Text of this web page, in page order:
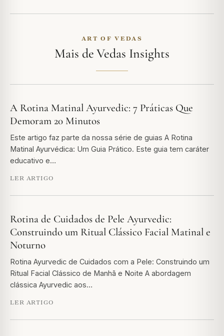
ART OF VEDAS
Mais de Vedas Insights
A Rotina Matinal Ayurvedic: 7 Práticas Que
Demoram 20 Minutos
Este artigo faz parte da nossa série de guias A Rotina
Matinal Ayurvédica: Um Guia Prático. Este guia tem caráter
educativo e…
LER ARTIGO
Rotina de Cuidados de Pele Ayurvedic:
Construindo um Ritual Clássico Facial Matinal e
Noturno
Rotina Ayurvedic de Cuidados com a Pele: Construindo um
Ritual Facial Clássico de Manhã e Noite A abordagem
clássica Ayurvedic aos…
LER ARTIGO